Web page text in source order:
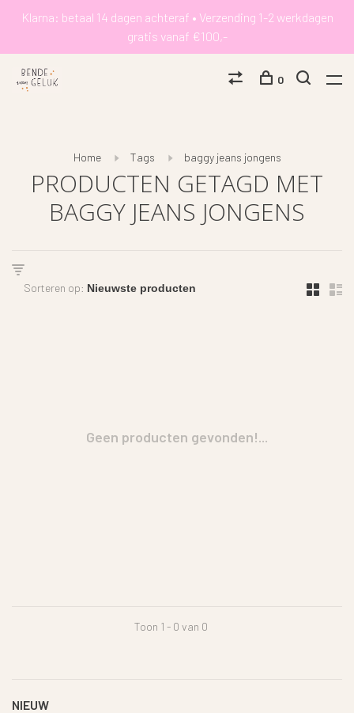
Klarna: betaal 14 dagen achteraf • Verzending 1-2 werkdagen
gratis vanaf €100,-
0
Home Tags baggy jeans jongens
PRODUCTEN GETAGD MET
BAGGY JEANS JONGENS
Sorteren op:
Geen producten gevonden!...
Toon 1 - 0 van 0
NIEUW